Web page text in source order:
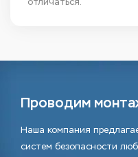
Проводим
Наша компания
систем безопасности